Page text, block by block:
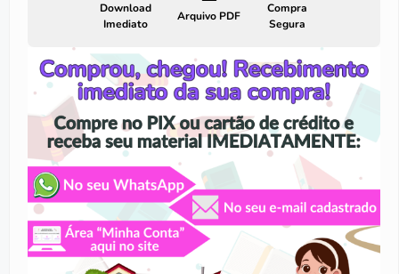
Download
Imediato
Arquivo PDF
Compra
Segura